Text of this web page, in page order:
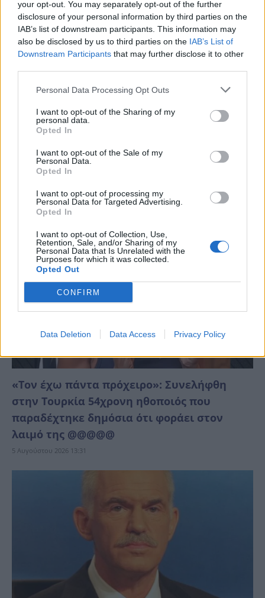
your opt-out. You may separately opt-out of the further
disclosure of your personal information by third parties on the
IAB’s list of downstream participants. This information may
also be disclosed by us to third parties on the IAB’s List of
Downstream Participants that may further disclose it to other
Personal Data Processing Opt Outs
I want to opt-out of the Sharing of my
personal data.
Opted In
I want to opt-out of the Sale of my
Personal Data.
Opted In
I want to opt-out of processing my
Personal Data for Targeted Advertising.
Opted In
I want to opt-out of Collection, Use,
Retention, Sale, and/or Sharing of my
Personal Data that Is Unrelated with the
Purposes for which it was collected.
Opted Out
CONFIRM
Data Deletion Data Access Privacy Policy
Βασίλειος Κωστέτσος για τη ρεπόρτερ του
OPEN – «Αν είχε καεί το σπίτι μου…»
5 Αυγούστου 2026 02:32
«Τον έχω πάντα πρόχειρο»: Συνελήφθη
στην Τουρκία 54χρονη ηθοποιός που
παραδέχτηκε δημόσια ότι φοράει στον
λαιμό της @@@@@
5 Αυγούστου 2026 13:31